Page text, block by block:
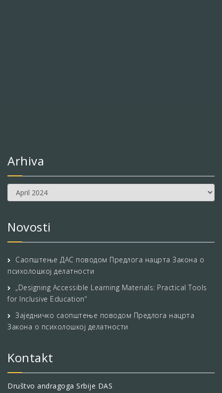
Arhiva
Arhiva
Novosti
Саопштење ДАС поводом Предлога нацрта Закона о
психолошкој делатности
„Designing Accessible Learning Materials: Practical Tools
for Inclusive Education“
Заједничко саопштење поводом Предлога нацрта
Закона о психолошкој делатности
Kontakt
Društvo andragoga Srbije DAS